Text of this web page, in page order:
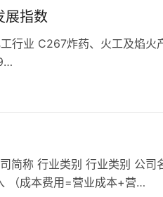
展指数
行业 C267炸药、火工及焰
简称 行业类别 行业类别 公
（成本费用=营业成本+营…